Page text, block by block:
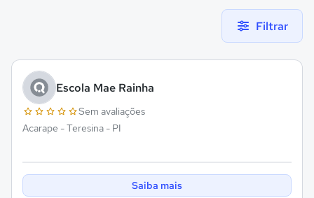
Filtrar
Escola Mae Rainha
Sem avaliações
Acarape - Teresina - PI
Saiba mais